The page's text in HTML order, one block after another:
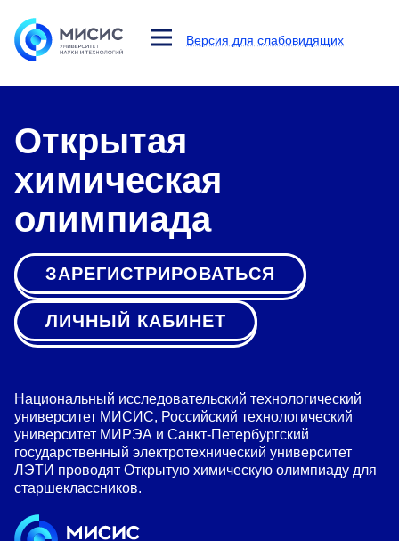
Версия для слабовидящих
Лич
й
Открытая
химическая
олимпиада
ЗАРЕГИСТРИРОВАТЬСЯ
ЛИЧНЫЙ КАБИНЕТ
Национальный исследовательский технологический
университет МИСИС, Российский технологический
университет МИРЭА и Санкт-Петербургский
государственный электротехнический университет
ЛЭТИ проводят Открытую химическую олимпиаду для
старшеклассников.